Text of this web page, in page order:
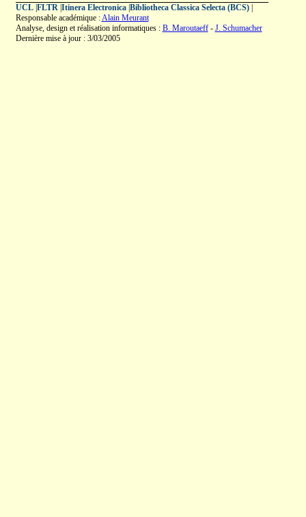
UCL| FLTR| Itinera Electronica| Bibliotheca Classica Selecta (BCS)|
Responsable académique :Alain Meurant
Analyse, design et réalisation informatiques : B. Maroutaeff- J. Schumacher
Dernière mise à jour : 3/03/2005